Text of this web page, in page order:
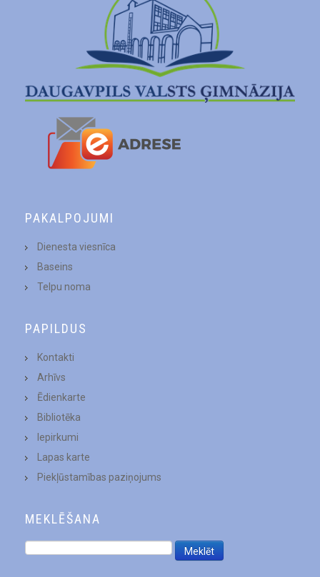
PAKALPOJUMI
Dienesta viesnīca
Baseins
Telpu noma
PAPILDUS
Kontakti
Arhīvs
Ēdienkarte
Bibliotēka
Iepirkumi
Lapas karte
Piekļūstamības paziņojums
MEKLĒŠANA